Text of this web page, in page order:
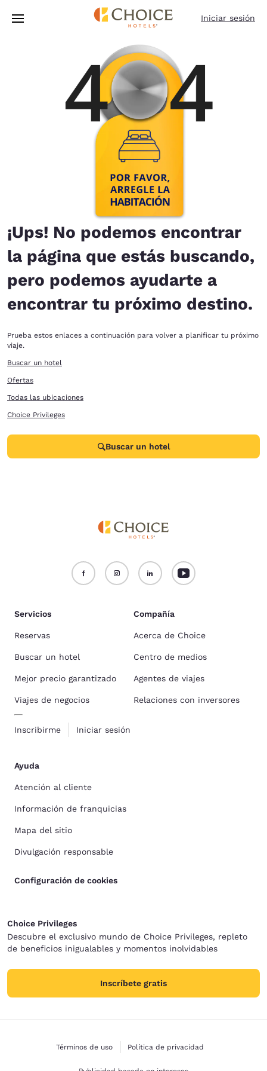
Pasar A Contenido Principal
Iniciar sesión
¡Ups! No podemos encontrar
la página que estás buscando,
pero podemos ayudarte a
encontrar tu próximo destino.
Prueba estos enlaces a continuación para volver a planificar tu próximo
viaje.
Buscar un hotel
Ofertas
Todas las ubicaciones
Choice Privileges
Buscar un hotel
Servicios
Reservas
Buscar un hotel
Mejor precio garantizado
Viajes de negocios
Inscribirme Iniciar sesión
Compañía
Acerca de Choice
Centro de medios
Agentes de viajes
Relaciones con inversores
Ayuda
Atención al cliente
Información de franquicias
Mapa del sitio
Divulgación responsable
Configuración de cookies
Choice Privileges
Descubre el exclusivo mundo de Choice Privileges, repleto
de beneficios inigualables y momentos inolvidables
Inscríbete gratis
Términos de uso Política de privacidad